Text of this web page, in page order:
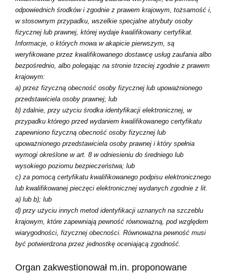
odpowiednich środków i zgodnie z prawem krajowym, tożsamość i,
w stosownym przypadku, wszelkie specjalne atrybuty osoby
fizycznej lub prawnej, której wydaje kwalifikowany certyfikat.
Informacje, o których mowa w akapicie pierwszym, są
weryfikowane przez kwalifikowanego dostawcę usług zaufania albo
bezpośrednio, albo polegając na stronie trzeciej zgodnie z prawem
krajowym:
a) przez fizyczną obecność osoby fizycznej lub upoważnionego
przedstawiciela osoby prawnej; lub
b) zdalnie, przy użyciu środka identyfikacji elektronicznej, w
przypadku którego przed wydaniem kwalifikowanego certyfikatu
zapewniono fizyczną obecność osoby fizycznej lub
upoważnionego przedstawiciela osoby prawnej i który spełnia
wymogi określone w art. 8 w odniesieniu do średniego lub
wysokiego poziomu bezpieczeństwa; lub
c) za pomocą certyfikatu kwalifikowanego podpisu elektronicznego
lub kwalifikowanej pieczęci elektronicznej wydanych zgodnie z lit.
a) lub b); lub
d) przy użyciu innych metod identyfikacji uznanych na szczeblu
krajowym, które zapewniają pewność równoważną, pod względem
wiarygodności, fizycznej obecności. Równoważna pewność musi
być potwierdzona przez jednostkę oceniającą zgodność.
Organ zakwestionował m.in. proponowane